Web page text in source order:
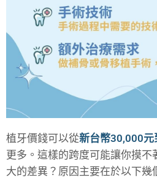
植牙價錢可以從新台幣30,000
更多。這樣的跨度可能讓你摸不
大的差異？原因主要在於以下幾